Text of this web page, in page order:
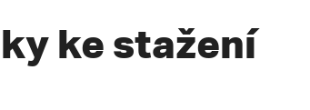
ke stažení